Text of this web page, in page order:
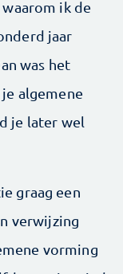
ik de
jaar
was het
algemene
je later wel
graag een
verwijzing
vorming